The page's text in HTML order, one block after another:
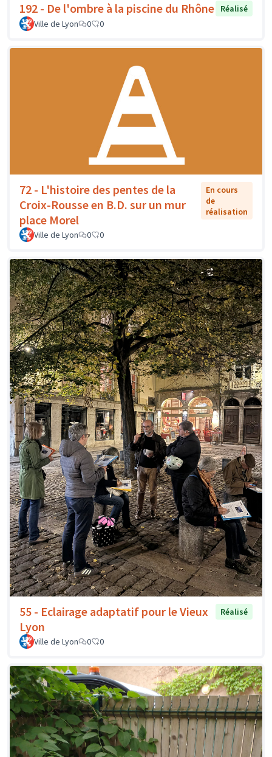
192 - De l'ombre à la piscine du Rhône
Réalisé
Ville de Lyon
0 0
72 - L'histoire des pentes de la
Croix-Rousse en B.D. sur un mur
place Morel
En cours
de
réalisation
Ville de Lyon 0 0
55 - Eclairage adaptatif pour le Vieux
Lyon
Réalisé
Ville de Lyon 0 0